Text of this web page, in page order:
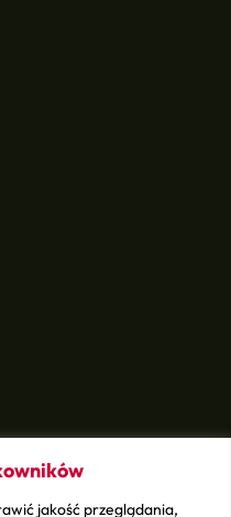
jakość przeglądania,